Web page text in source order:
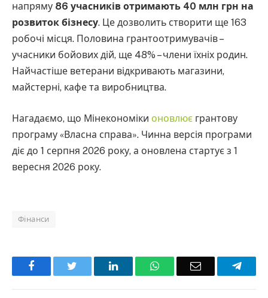
напряму 86 учасників отримають 40 млн грн на
розвиток бізнесу. Це дозволить створити ще 163
робочі місця. Половина грантоотримувачів –
учасники бойових дій, ще 48% – члени їхніх родин.
Найчастіше ветерани відкривають магазини,
майстерні, кафе та виробництва.
Нагадаємо, що Мінекономіки оновлює грантову
програму «Власна справа». Чинна версія програми
діє до 1 серпня 2026 року, а оновлена стартує з 1
вересня 2026 року.
Фінанси
Facebook LinkedInWhatsAppEmail